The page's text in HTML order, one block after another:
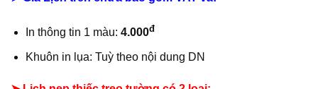
In thông tin 1 màu: 4.000đ
Khuôn in lụa: Tuỳ theo nội dung DN